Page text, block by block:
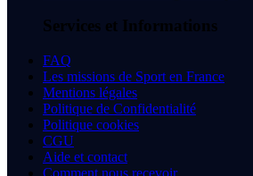
Services et Informations
FAQ
Les missions de Sport en France
Mentions légales
Politique de Confidentialité
Politique cookies
CGU
Aide et contact